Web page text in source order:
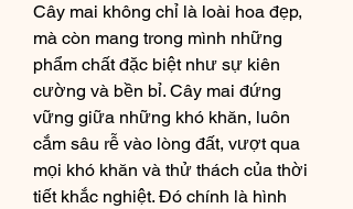
Cây mai không chỉ là loài hoa đẹp,
mà còn mang trong mình những
phẩm chất đặc biệt như sự kiên
cường và bền bỉ. Cây mai đứng
vững giữa những khó khăn, luôn
cắm sâu rễ vào lòng đất, vượt qua
mọi khó khăn và thử thách của thời
tiết khắc nghiệt. Đó chính là hình